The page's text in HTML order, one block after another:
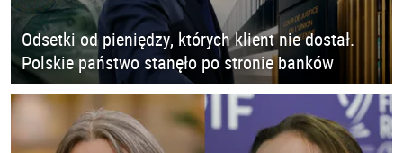
Odsetki od pieniędzy, których klient nie dostał.
Polskie państwo stanęło po stronie banków